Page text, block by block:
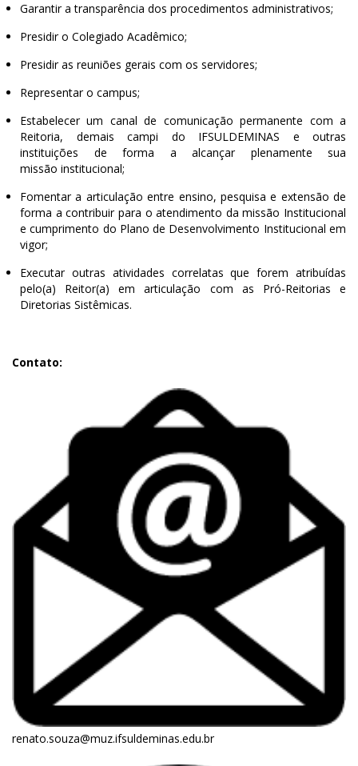
Garantir a transparência dos procedimentos administrativos;
Presidir o Colegiado Acadêmico;
Presidir as reuniões gerais com os servidores;
Representar o campus;
Estabelecer um canal de comunicação permanente com a
Reitoria, demais campi do IFSULDEMINAS e outras
instituições de forma a alcançar plenamente sua
missão institucional;
Fomentar a articulação entre ensino, pesquisa e extensão de
forma a contribuir para o atendimento da missão Institucional
e cumprimento do Plano de Desenvolvimento Institucional em
vigor;
Executar outras atividades correlatas que forem atribuídas
pelo(a) Reitor(a) em articulação com as Pró-Reitorias e
Diretorias Sistêmicas.
Contato:
renato.souza@muz.ifsuldeminas.edu.br